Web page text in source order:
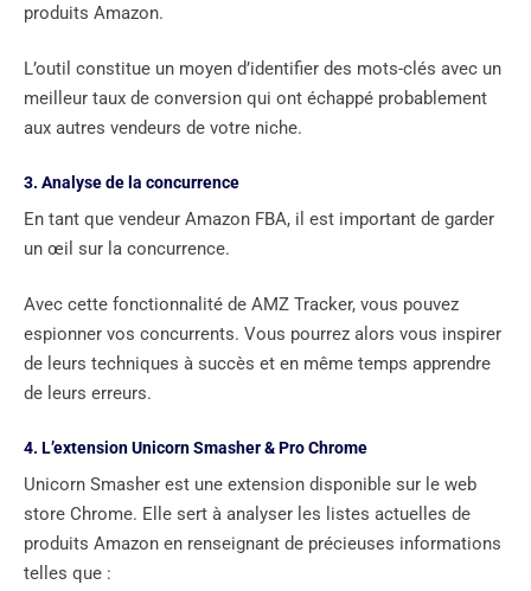
produits Amazon.
L’outil constitue un moyen d’identifier des mots-clés avec un
meilleur taux de conversion qui ont échappé probablement
aux autres vendeurs de votre niche.
3. Analyse de la concurrence
En tant que vendeur Amazon FBA, il est important de garder
un œil sur la concurrence.
Avec cette fonctionnalité de AMZ Tracker, vous pouvez
espionner vos concurrents. Vous pourrez alors vous inspirer
de leurs techniques à succès et en même temps apprendre
de leurs erreurs.
4. L’extension Unicorn Smasher & Pro Chrome
Unicorn Smasher est une extension disponible sur le web
store Chrome. Elle sert à analyser les listes actuelles de
produits Amazon en renseignant de précieuses informations
telles que :